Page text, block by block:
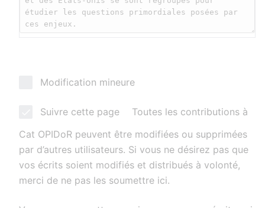
Modification mineure
Suivre cette page
Toutes les contributions à
Cat OPIDoR peuvent être modifiées ou supprimées
par d’autres utilisateurs. Si vous ne désirez pas que
vos écrits soient modifiés et distribués à volonté,
merci de ne pas les soumettre ici.